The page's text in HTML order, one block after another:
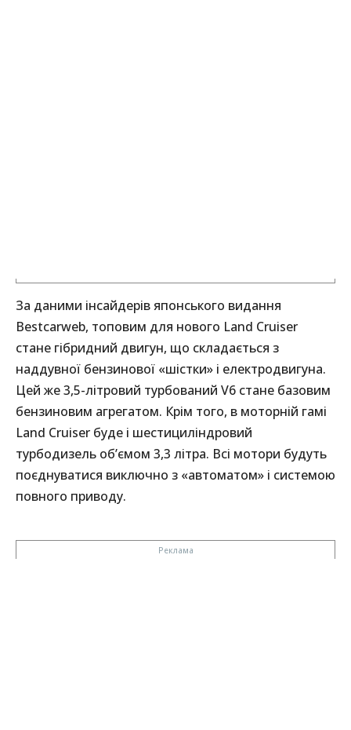
За даними інсайдерів японського видання
Bestcarweb, топовим для нового Land Cruiser
стане гібридний двигун, що складається з
наддувної бензинової «шістки» і електродвигуна.
Цей же 3,5-літровий турбований V6 стане базовим
бензиновим агрегатом. Крім того, в моторній гамі
Land Cruiser буде і шестициліндровий
турбодизель об’ємом 3,3 літра. Всі мотори будуть
поєднуватися виключно з «автоматом» і системою
повного приводу.